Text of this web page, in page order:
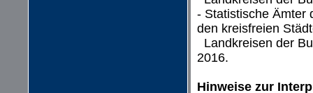
- Statistische Ämter
den kreisfreien
Landkreisen der
2016.
Hinweise zur